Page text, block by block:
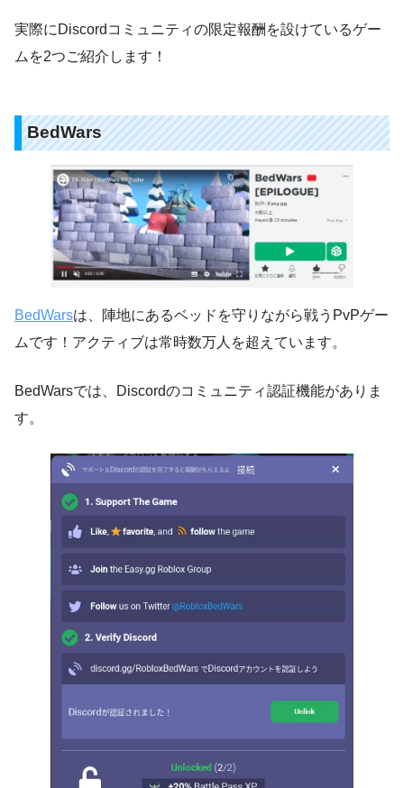
実際にDiscordコミュニティの限定報酬を設けているゲー
ムを2つご紹介します！
BedWars
BedWarsは、陣地にあるベッドを守りながら戦うPvPゲー
ムです！アクティブは常時数万人を超えています。
BedWarsでは、Discordのコミュニティ認証機能がありま
す。